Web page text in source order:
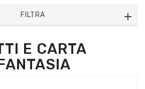
FILTRA
E CARTA